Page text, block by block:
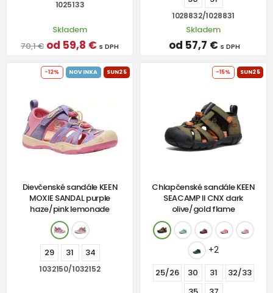
1025133
Skladem
70,1 € od 59,8 € s DPH
1028832/1028831
Skladem
od 57,7 € s DPH
-12% NOVINKA SUN25
Dievčenské sandále KEEN
MOXIE SANDAL purple
haze/pink lemonade
29 31 34
1032150/1032152
-15% SUN25
Chlapčenské sandále KEEN
SEACAMP II CNX dark
olive/gold flame
+2
25/26 30 31
32/33